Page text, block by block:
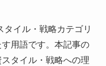
タイル・戦略カテゴリ
用語です。本記事の
タイル・戦略への理